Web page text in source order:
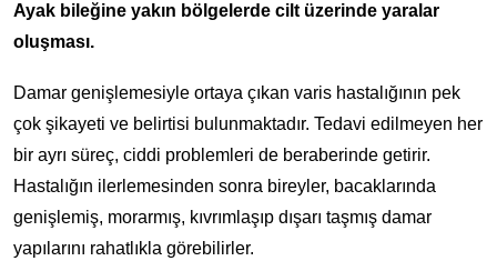
Ayak bileğine yakın bölgelerde cilt üzerinde yaralar
oluşması.
Damar genişlemesiyle ortaya çıkan varis hastalığının pek
çok şikayeti ve belirtisi bulunmaktadır. Tedavi edilmeyen her
bir ayrı süreç, ciddi problemleri de beraberinde getirir.
Hastalığın ilerlemesinden sonra bireyler, bacaklarında
genişlemiş, morarmış, kıvrımlaşıp dışarı taşmış damar
yapılarını rahatlıkla görebilirler.